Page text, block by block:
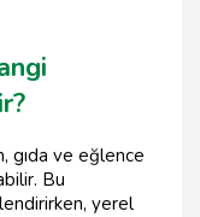
gıda ve eğlence
Bu
yerel